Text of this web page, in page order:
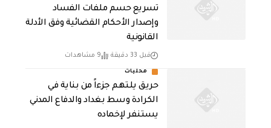
تسريع حسم ملفات الفساد
وإصدار الأحكام القضائية وفق الأدلة
القانونية
قبل 33 دقيقة 9 مشاهدات
محليات
حريق يلتهم جزءاً من بناية في
الكرادة وسط بغداد والدفاع المدني
يستنفر لإخماده